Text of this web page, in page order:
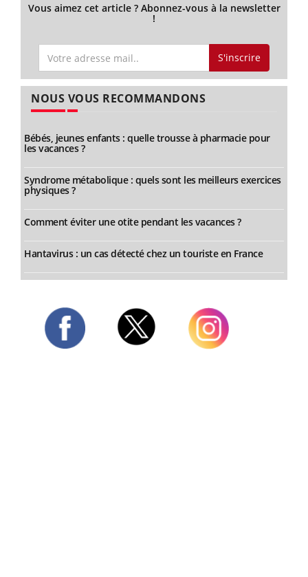
Vous aimez cet article ? Abonnez-vous à la newsletter
!
S'inscrire
NOUS VOUS RECOMMANDONS
Bébés, jeunes enfants : quelle trousse à pharmacie pour
les vacances ?
Syndrome métabolique : quels sont les meilleurs exercices
physiques ?
Comment éviter une otite pendant les vacances ?
Hantavirus : un cas détecté chez un touriste en France